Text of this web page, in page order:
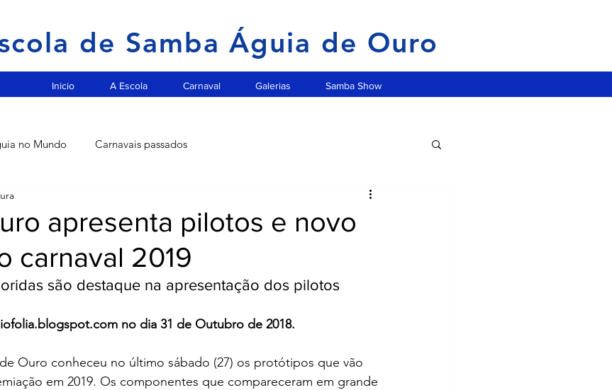
de Samba Águia de Ouro
Inicio A Escola Carnaval Galerias Samba Show
no Mundo Carnavais passados
apresenta pilotos e novo
carnaval 2019
são destaque na apresentação dos pilotos
no dia 31 de Outubro de 2018.
Ouro conheceu no último sábado (27) os protótipos que vão
em 2019. Os componentes que compareceram em grande